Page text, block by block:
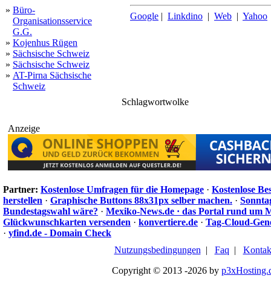
» Büro-
Organisationsservice
G.G.
» Kojenhus Rügen
» Sächsische Schweiz
» Sächsische Schweiz
» AT-Pirna Sächsische
Schweiz
Google | Linkdino | Web | Yahoo
Schlagwortwolkesterne
Anzeige
Partner: Kostenlose Umfragen für die Homepage · Kostenlose
herstellen · Graphische Buttons 88x31px selber machen. ·
Bundestagswahl wäre? · Mexiko-News.de · das Portal rund um
Glückwunschkarten versenden · konvertiere.de · Tag-Cloud-
· yfind.de - Domain Check
Nutzungsbedingungen | Faq |
Copyright © 2013 -2026 by